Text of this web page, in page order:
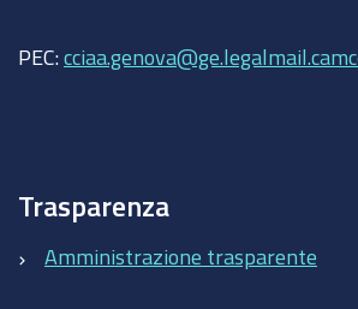
PEC:
Trasparenza
Amministrazione trasparente